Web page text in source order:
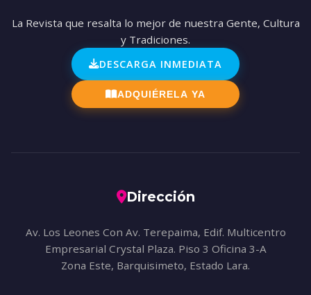
La Revista que resalta lo mejor de nuestra Gente, Cultura
y Tradiciones.
DESCARGA INMEDIATA
ADQUIÉRELA YA
Dirección
Av. Los Leones Con Av. Terepaima, Edif. Multicentro
Empresarial Crystal Plaza. Piso 3 Oficina 3-A
Zona Este, Barquisimeto, Estado Lara.